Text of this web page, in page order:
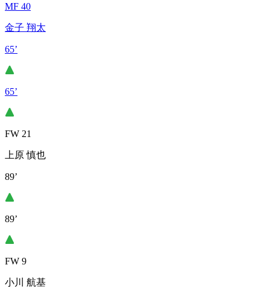
MF 40
金子 翔太
65’
65’
FW 21
上原 慎也
89’
89’
FW 9
小川 航基